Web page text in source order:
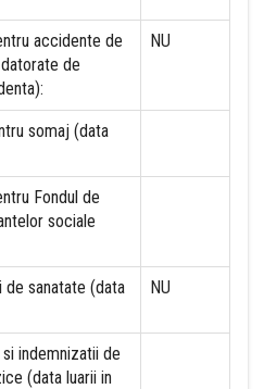
accidente de
de
NU
somaj (data
Fondul de
sociale
de sanatate (data
NU
indemnizatii de
(data luarii in